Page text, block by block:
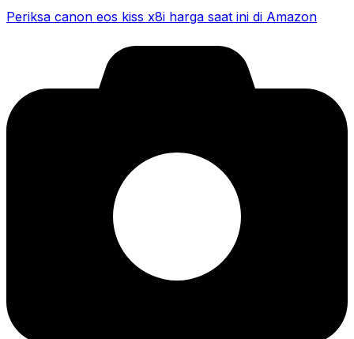
Periksa canon eos kiss x8i harga saat ini di Amazon